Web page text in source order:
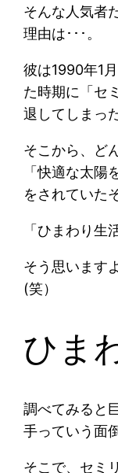
そんな人気者
理由は･･･。
彼は1990年1
た時期に「セ
退してしまっ
そこから、ど
「快適な太陽
をされていた
「ひまわり生
そう思います
(笑）
ひま
調べてみると
手っていう面
そこで、セミ